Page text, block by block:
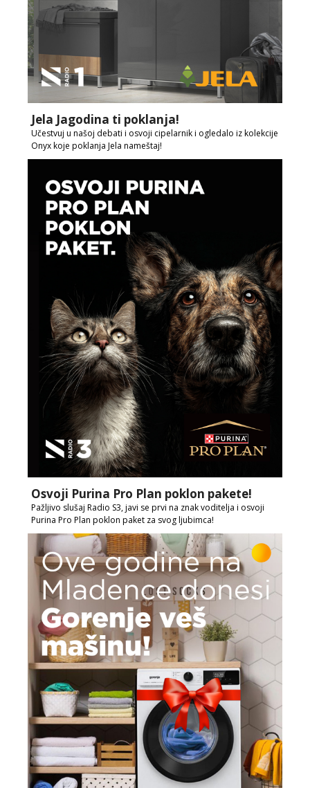
Jela Jagodina ti poklanja!
Učestvuj u našoj debati i osvoji cipelarnik i ogledalo iz kolekcije
Onyx koje poklanja Jela nameštaj!
Osvoji Purina Pro Plan poklon pakete!
Pažljivo slušaj Radio S3, javi se prvi na znak voditelja i osvoji
Purina Pro Plan poklon paket za svog ljubimca!